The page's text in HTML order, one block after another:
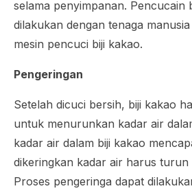
selama penyimpanan. Pencucain
dilakukan dengan tenaga
mesin pencuci biji kakao.
Pengeringan
Setelah dicuci bersih, biji kakao
untuk menurunkan kadar air
kadar air dalam biji kakao
dikeringkan kadar air harus turun
Proses pengeringa dapat